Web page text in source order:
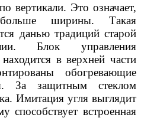
вертикали. Это означает,
ширины. Такая
данью традиций старой
Блок управления
в верхней части
обогревающие
За защитным стеклом
Имитация угля выглядит
способствует встроенная